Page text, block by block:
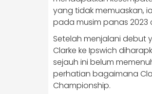
yang tidak memuaskan,
pada musim panas
Setelah menjalani debut
Clarke ke Ipswich
sejauh ini belum
perhatian bagaimana
Championship.